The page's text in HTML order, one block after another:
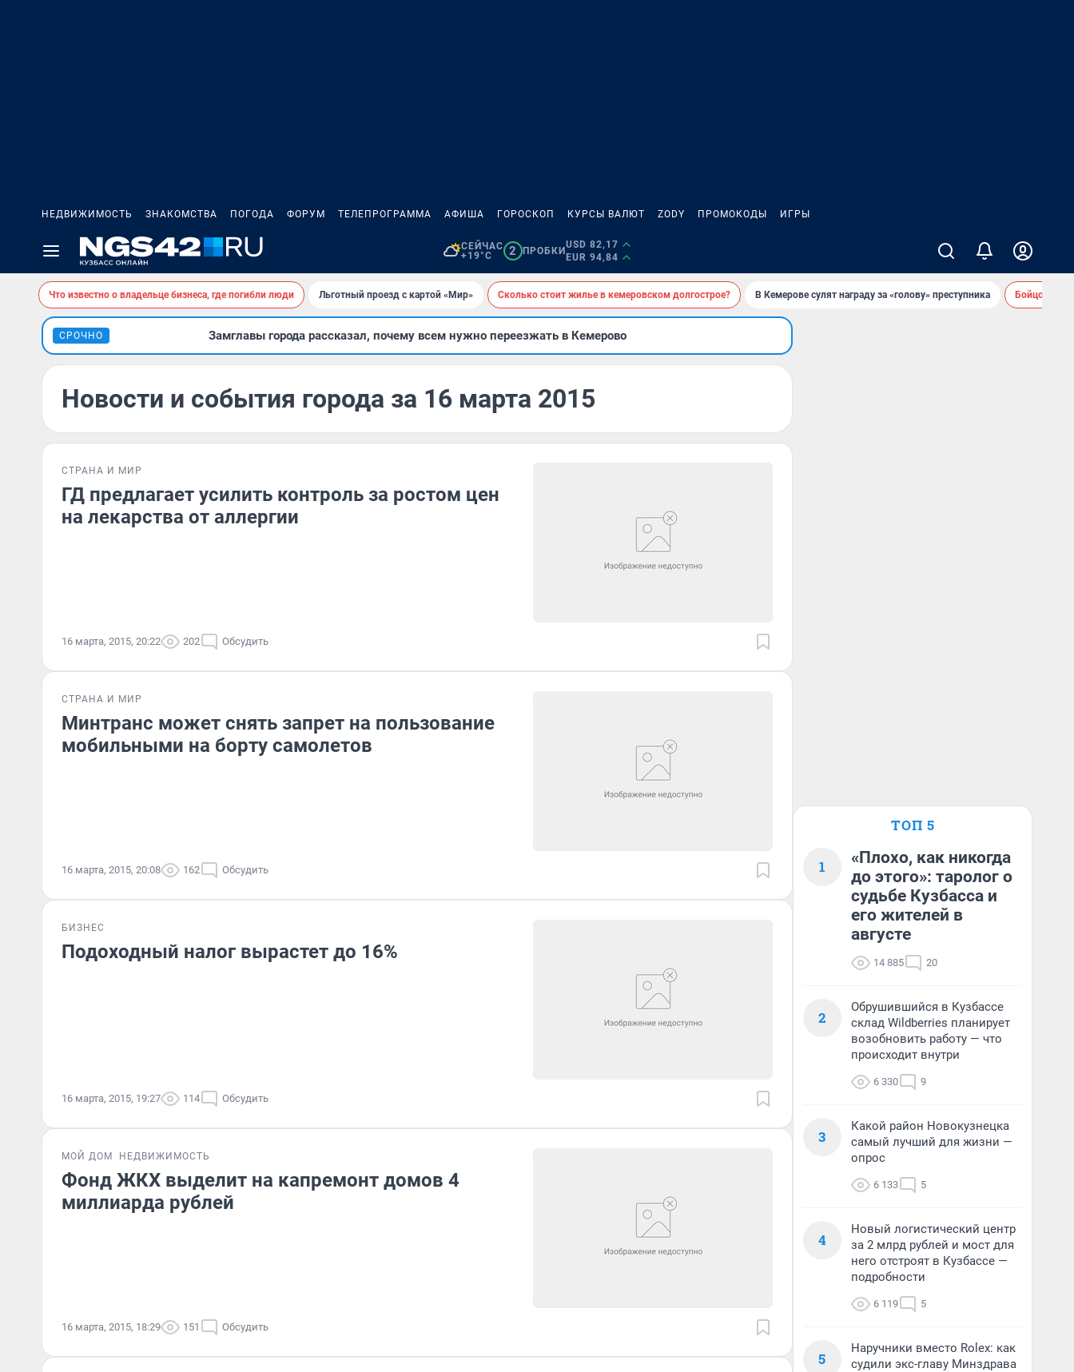
НЕДВИЖИМОСТЬ ЗНАКОМСТВА ПОГОДА ФОРУМ ТЕЛЕПРОГРАММА АФИША ГОРОСКОП КУРСЫ ВАЛЮТ ZODY ПРОМОКОДЫ ИГРЫ
СЕЙЧАС
+19°C
2 ПРОБКИ
USD 82,17
EUR 94,84
Что известно о владельце бизнеса, где погибли люди Льготный проезд с картой «Мир» Сколько стоит жилье в кемеровском долгострое? В Кемерове сулят награду за «голову» преступника Бойцовский
СРОЧНО Замглавы города рассказал, почему всем нужно переезжать в Кемерово
Новости и события города за 16 марта 2015
СТРАНА И МИР
ГД предлагает усилить контроль за ростом цен
на лекарства от аллергии
16 марта, 2015, 20:22 202 Обсудить
СТРАНА И МИР
Минтранс может снять запрет на пользование
мобильными на борту самолетов
16 марта, 2015, 20:08 162 Обсудить
БИЗНЕС
Подоходный налог вырастет до 16%
16 марта, 2015, 19:27 114 Обсудить
МОЙ ДОМ НЕДВИЖИМОСТЬ
Фонд ЖКХ выделит на капремонт домов 4
миллиарда рублей
16 марта, 2015, 18:29 151 Обсудить
ТОП 5
1
«Плохо, как никогда
до этого»: таролог о
судьбе Кузбасса и
его жителей в
августе
14 885 20
2
Обрушившийся в Кузбассе
склад Wildberries планирует
возобновить работу — что
происходит внутри
6 330 9
3
Какой район Новокузнецка
самый лучший для жизни —
опрос
6 133 5
4
Новый логистический центр
за 2 млрд рублей и мост для
него отстроят в Кузбассе —
подробности
6 119 5
5
Наручники вместо Rolex: как
судили экс-главу Минздрава